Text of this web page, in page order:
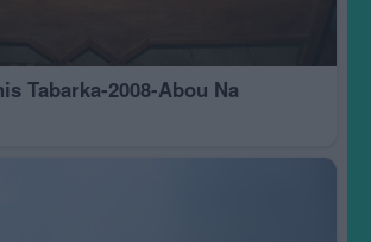
Tabarka-2008-Abou Na